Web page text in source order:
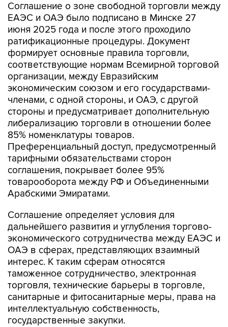
Соглашение о зоне свободной торговли между
ЕАЭС и ОАЭ было подписано в Минске 27
июня 2025 года и после этого проходило
ратификационные процедуры. Документ
формирует основные правила торговли,
соответствующие нормам Всемирной торговой
организации, между Евразийским
экономическим союзом и его государствами-
членами, с одной стороны, и ОАЭ, с другой
стороны и предусматривает дополнительную
либерализацию торговли в отношении более
85% номенклатуры товаров.
Преференциальный доступ, предусмотренный
тарифными обязательствами сторон
соглашения, покрывает более 95%
товарооборота между РФ и Объединенными
Арабскими Эмиратами.
Соглашение определяет условия для
дальнейшего развития и углубления торгово-
экономического сотрудничества между ЕАЭС и
ОАЭ в сферах, представляющих взаимный
интерес. К таким сферам относятся
таможенное сотрудничество, электронная
торговля, технические барьеры в торговле,
санитарные и фитосанитарные меры, права на
интеллектуальную собственность,
государственные закупки.